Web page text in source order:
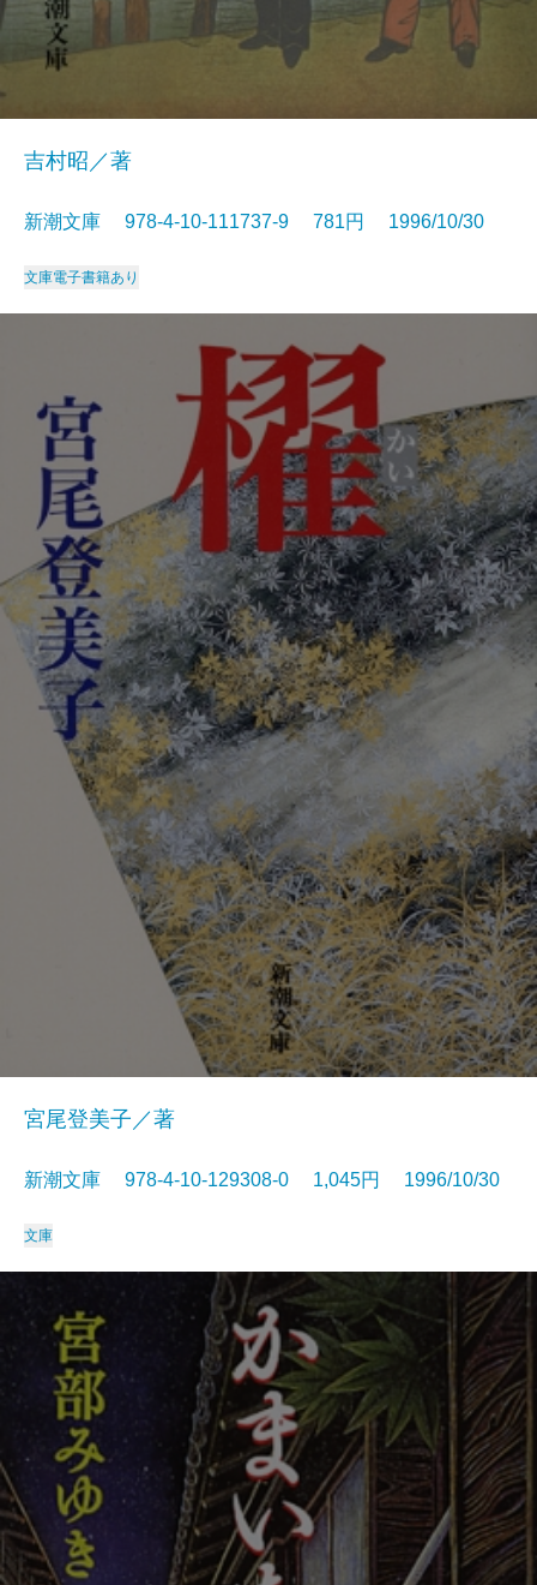
吉村昭／著
新潮文庫 978-4-10-111737-9 781円 1996/10/30
文庫電子書籍あり
宮尾登美子／著
新潮文庫 978-4-10-129308-0 1,045円 1996/10/30
文庫